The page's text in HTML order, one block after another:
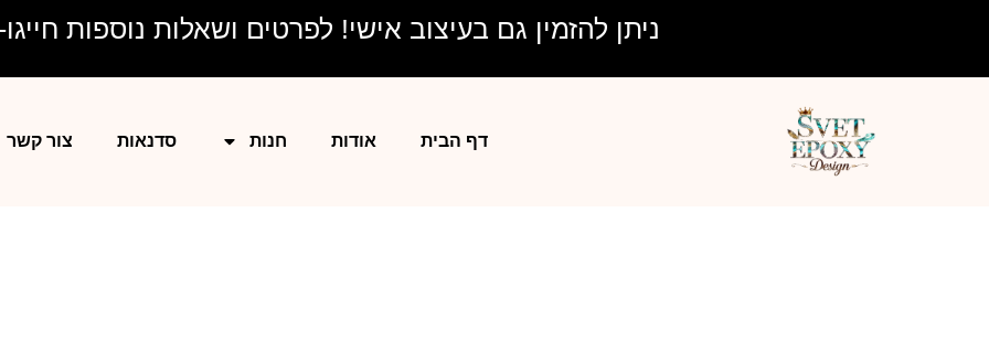
ניתן להזמין גם בעיצוב אישי! לפרטים ושאלות נוספות חייגו-
דף הבית אודות חנות סדנאות צור קשר